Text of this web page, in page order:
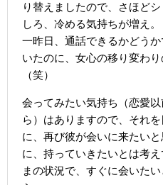
り替えましたので、さほど
しろ、冷める気持ちが増え。
一昨日、通話できるかどう
いたのに、女心の移り変わ
（笑）
会ってみたい気持ち（恋愛
ら）はありますので、それ
に、再び彼が会いに来たい
に、持っていきたいとは考
まの状況で、すぐに会いた